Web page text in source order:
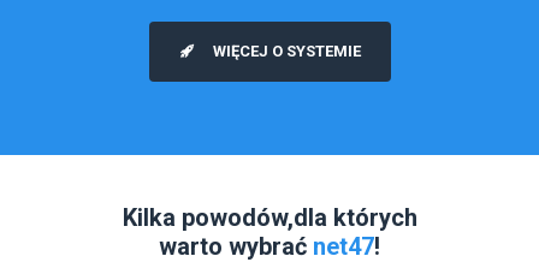
WIĘCEJ O SYSTEMIE
Kilka powodów,dla których
warto wybrać net47!